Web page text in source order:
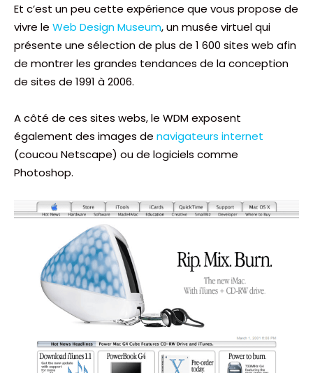
Et c’est un peu cette expérience que vous propose de
vivre le Web Design Museum, un musée virtuel qui
présente une sélection de plus de 1 600 sites web afin
de montrer les grandes tendances de la conception
de sites de 1991 à 2006.
A côté de ces sites webs, le WDM exposent
également des images de navigateurs internet
(coucou Netscape) ou de logiciels comme
Photoshop.